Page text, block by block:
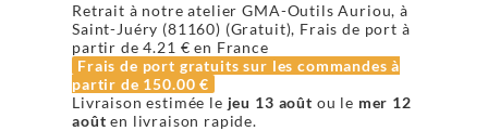
Retrait à notre atelier GMA-Outils Auriou, à
Saint-Juéry (81160) (Gratuit), Frais de port à
partir de4.21 € en France
Frais de port gratuits sur les commandes à
partir de 150.00 €
Livraison estimée le jeu 13 août ou le mer 12
août en livraison rapide.